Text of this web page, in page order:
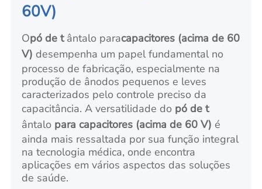
60V)
Opó de tântalo paracapacitores (acima de 60
V) desempenha um papel fundamental no
processo de fabricação, especialmente na
produção de ânodos pequenos e leves
caracterizados pelo controle preciso da
capacitância. A versatilidade do pó de t
ântalo para capacitores (acima de 60 V) é
ainda mais ressaltada por sua função integral
na tecnologia médica, onde encontra
aplicações em vários aspectos das soluções
de saúde.